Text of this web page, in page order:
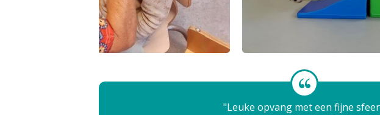
Leuke opvang met een fijne